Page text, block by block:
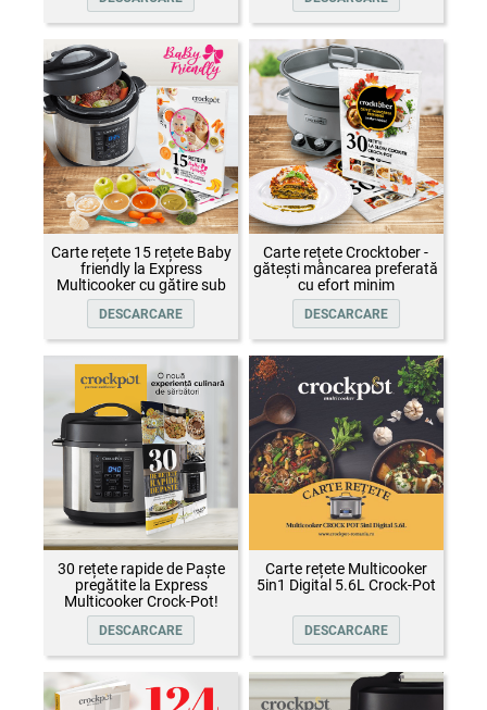
Carte rețete 15 rețete Baby
friendly la Express
Multicooker cu gătire sub
presiune Crock-Pot
DESCARCARE
Carte rețete Crocktober -
gătești mâncarea preferată
cu efort minim
DESCARCARE
30 rețete rapide de Paște
pregătite la Express
Multicooker Crock-Pot!
DESCARCARE
Carte rețete Multicooker
5in1 Digital 5.6L Crock-Pot
DESCARCARE